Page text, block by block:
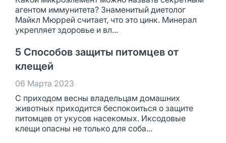
агентом иммунитета? Знаменитый диетолог
Майкл Мюррей считает, что это цинк. Минерал
укрепляет здоровье и вл...
5 Способов защиты питомцев от
клещей
06 Марта 2023
С приходом весны владельцам домашних
животных приходится беспокоиться о защите
питомцев от укусов насекомых. Иксодовые
клещи опасны не только для соба...